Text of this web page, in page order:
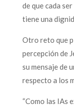
de que cada
tiene una
Otro reto que
percepción de
su mensaje de
respecto a los
“Como las IAs